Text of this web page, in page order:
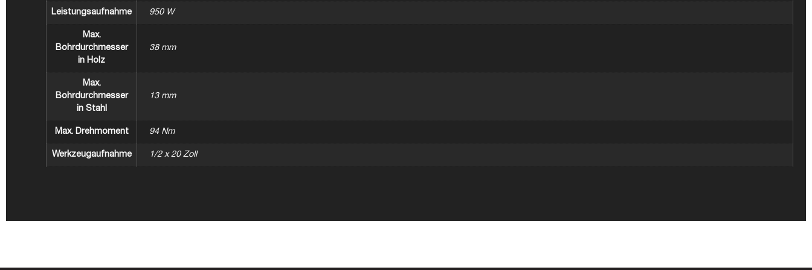
Leistungsaufnahme 950 W
Max.
Bohrdurchmesser
in Holz
38 mm
Max.
Bohrdurchmesser
in Stahl
13 mm
Max. Drehmoment 94 Nm
Werkzeugaufnahme 1/2 x 20 Zoll